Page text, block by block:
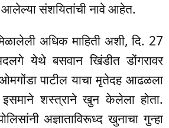
संशयितांची नावे आहेत.
अधिक माहिती अशी, दि. 27
येथे बसवान खिंडीत डोंगरावर
पाटील याचा मृतेदह आढळला
इसमाने शस्त्राने खुन केलेला होता.
अज्ञाताविरूध्द खुनाचा गुन्हा